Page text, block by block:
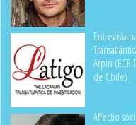
Entrevista
Arpin
de Chile)
Affectio